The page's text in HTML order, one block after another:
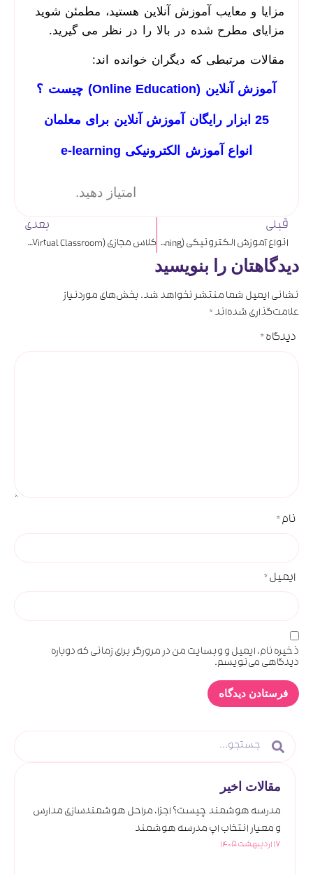
مزایا و معایب آموزش آنلاین هستید، مطمئن شوید
مزایای مطرح ‌شده در بالا را در نظر می­ گیرید.
مقالات مرتبطی که دیگران خوانده اند:
آموزش آنلاین (Online Education) چیست ؟
25 ابزار رایگان آموزش آنلاین برای معلمان
انواع آموزش الکترونیکی e-learning
امتیاز دهید.
قبلی
انواع آموزش الکترونیکی (e-learning)
بعدی
کلاس مجازی (Virtual Classroom) چیست؟
دیدگاهتان را بنویسید
نشانی ایمیل شما منتشر نخواهد شد.بخش‌های موردنیاز
علامت‌گذاری شده‌اند*
دیدگاه*
نام*
ایمیل*
ذخیره نام، ایمیل و وبسایت من در مرورگر برای زمانی که دوباره
دیدگاهی می‌نویسم.
مقالات اخیر
مدرسه هوشمند چیست؟ اجزا، مراحل هوشمندسازی مدارس
و معیار انتخاب اپ مدرسه هوشمند
17 اردیبهشت 1405